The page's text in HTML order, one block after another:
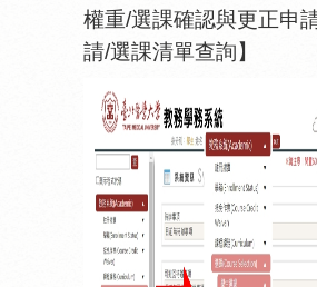
權重/選課確認與更正申
請/選課清單查詢】